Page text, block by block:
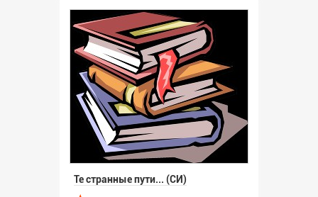
Те странные пути... (СИ)